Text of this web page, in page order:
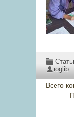
roglib
Всего